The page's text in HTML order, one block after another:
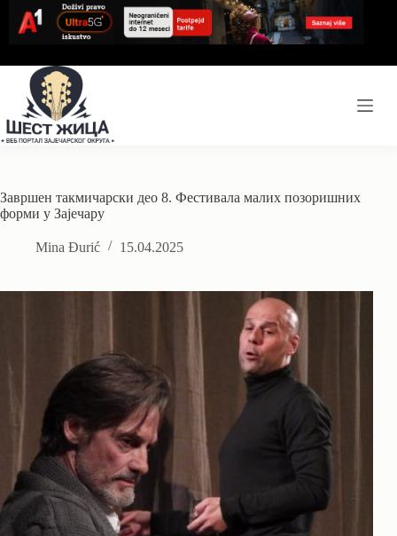
content
Завршен такмичарски део 8. Фестивала малих позоришних
форми у Зајечару
Mina Đurić 15.04.2025